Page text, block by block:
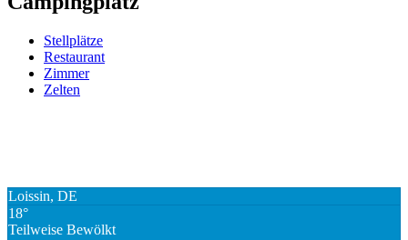
Stellplätze
Restaurant
Zimmer
Zelten
Loissin, DE
18°
Teilweise Bewölkt